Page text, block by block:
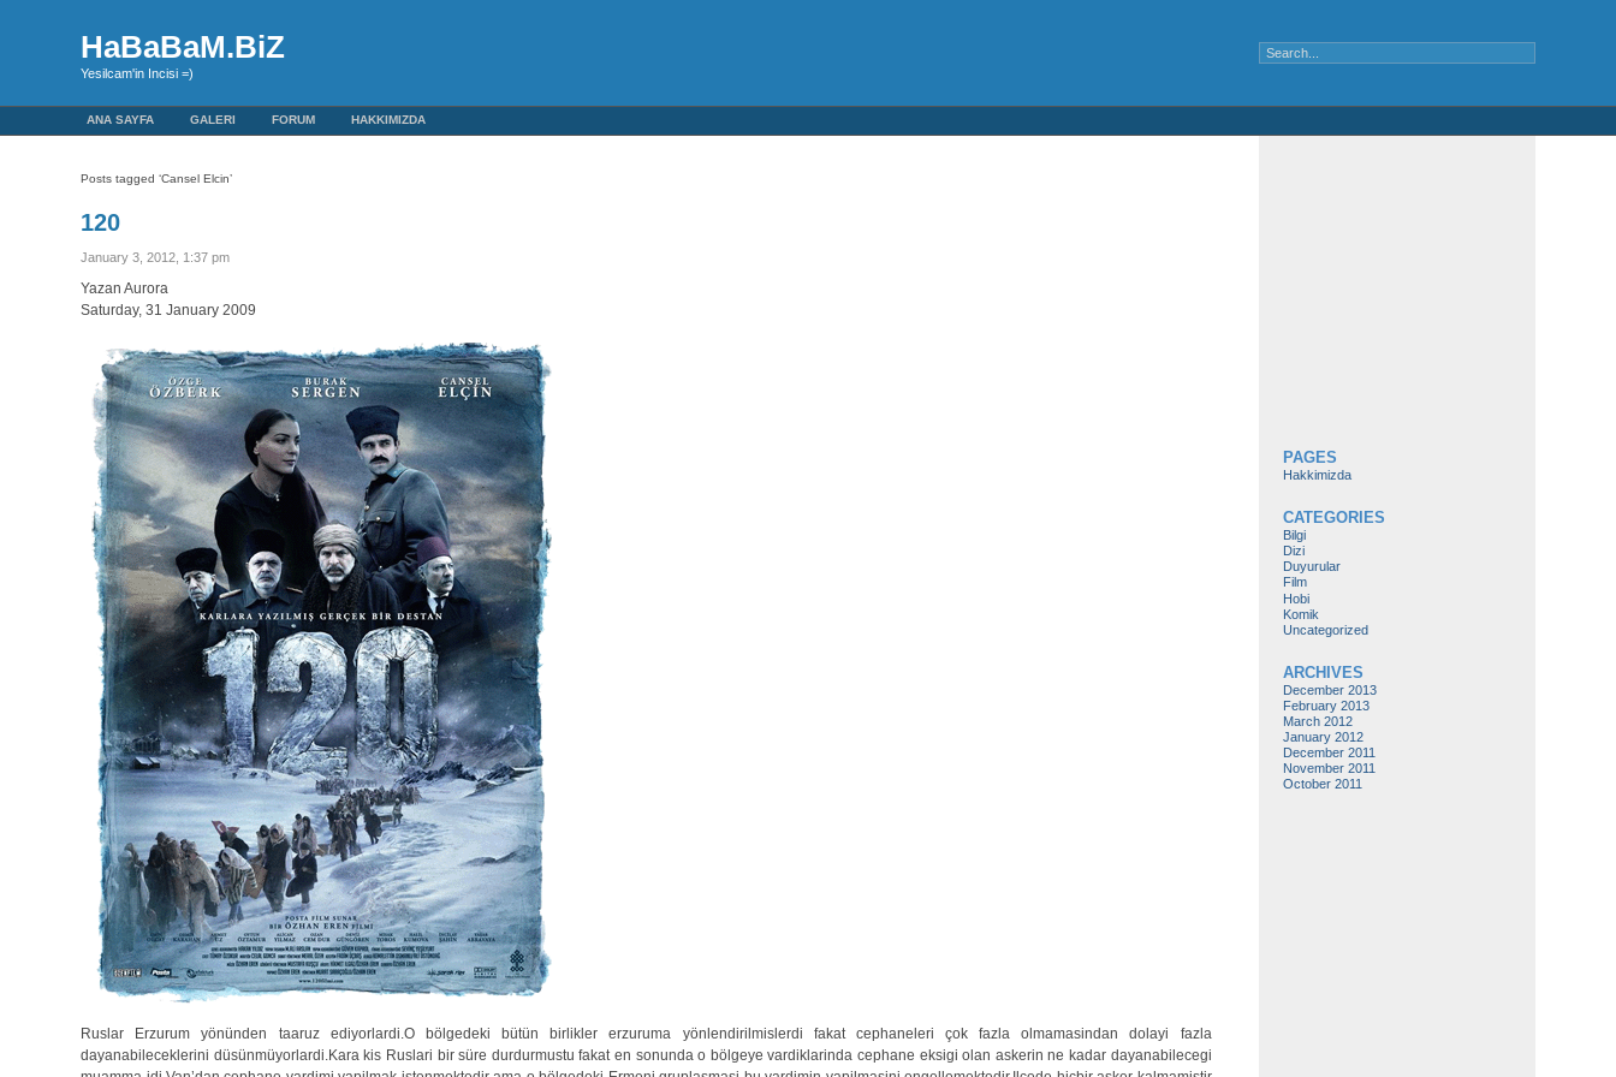
HaBaBaM.BiZ
Yesilcam'in Incisi =)
ANA SAYFA GALERI FORUM HAKKIMIZDA
Posts tagged ‘Cansel Elcin’
120
January 3, 2012, 1:37 pm
Yazan Aurora
Saturday, 31 January 2009
Ruslar Erzurum yönünden taaruz ediyorlardi.O bölgedeki bütün birlikler erzuruma yönlendirilmislerdi fakat cephaneleri çok fazla olmamasindan dolayi fazla
dayanabileceklerini düsünmüyorlardi.Kara kis Ruslari bir süre durdurmustu fakat en sonunda o bölgeye vardiklarinda cephane eksigi olan askerin ne kadar dayanabilecegi
PAGES
Hakkimizda
CATEGORIES
Bilgi
Dizi
Duyurular
Film
Hobi
Komik
Uncategorized
ARCHIVES
December 2013
February 2013
March 2012
January 2012
December 2011
November 2011
October 2011